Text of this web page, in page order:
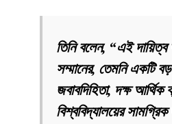
তিনি বলেন, “এই
সম্মানের, তেমনি একটি
জবাবদিহিতা, দক্ষ আর্থিক
বিশ্ববিদ্যালয়ের